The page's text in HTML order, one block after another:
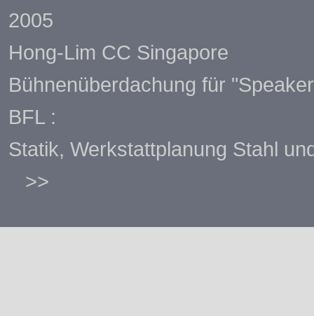
2005
Hong-Lim CC Singapore
Bühnenüberdachung für
BFL :
Statik, Werkstattplanung Stahl
>>